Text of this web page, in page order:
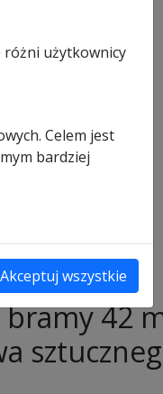
42
różni użytkownicy
Celem jest
bardziej
Akceptuj wszystkie